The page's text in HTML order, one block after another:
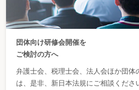
団体向け研修会開催を
ご検討の方へ
弁護士会、税理士会、法人会ほか団体
は、是非、新日本法規にご相談くださ